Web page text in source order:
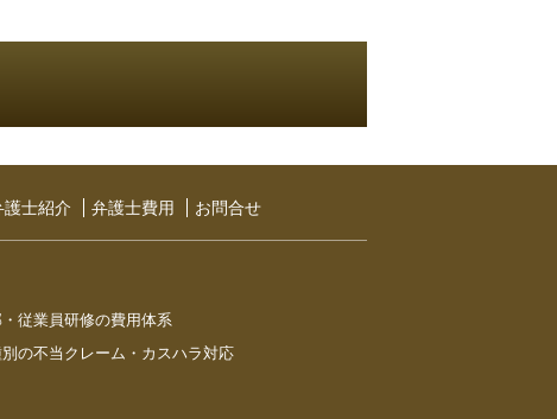
護⼠紹介 弁護士費用 お問合せ
従業員研修の費用体系
の不当クレーム・カスハラ対応